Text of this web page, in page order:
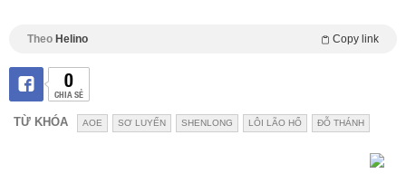
Theo Helino Copy link
0
CHIA SẺ
TỪ KHÓA AOE SƠ LUYẾN SHENLONG LÔI LÃO HỔ ĐỖ THÁNH